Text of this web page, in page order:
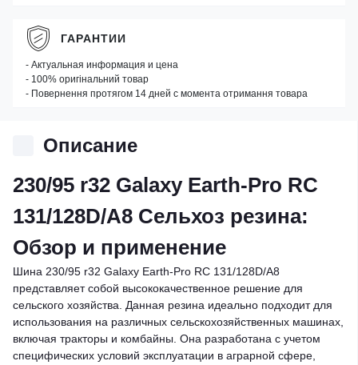
Описание
230/95 r32 Galaxy Earth-Pro RC
131/128D/A8 Сельхоз резина:
Обзор и применение
Шина 230/95 r32 Galaxy Earth-Pro RC 131/128D/A8
представляет собой высококачественное решение для
сельского хозяйства. Данная резина идеально подходит для
использования на различных сельскохозяйственных машинах,
включая тракторы и комбайны. Она разработана с учетом
специфических условий эксплуатации в аграрной сфере,
ГАРАНТИИ
- Актуальная информация и цена
- 100% оригінальний товар
- Повернення протягом 14 дней с момента отримання товара